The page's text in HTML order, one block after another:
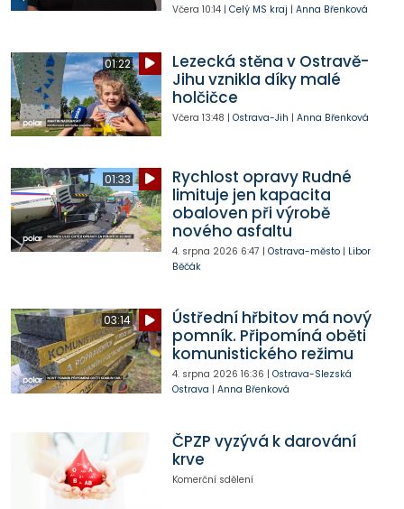
Včera 10:14| Celý MS kraj | Anna Břenková
01:22
Lezecká stěna v Ostravě-
Jihu vznikla díky malé
holčičce
Včera 13:48 | Ostrava-Jih | Anna Břenková
01:33
Rychlost opravy Rudné
limituje jen kapacita
obaloven při výrobě
nového asfaltu
4. srpna 2026 6:47 | Ostrava-město| Libor
Běčák
03:14
Ústřední hřbitov má nový
pomník. Připomíná oběti
komunistického režimu
4. srpna 2026 16:36 | Ostrava-Slezská
Ostrava | Anna Břenková
ČPZP vyzývá k darování
krve
Komerční sdělení